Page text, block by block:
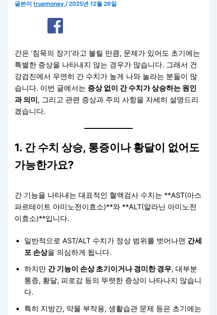
글쓴이truemoney/2025년 12월 26일
간은 ‘침묵의 장기’라고 불릴 만큼, 문제가 있어도 초기에는
특별한 증상을 나타내지 않는 경우가 많습니다. 그래서 건
강검진에서 우연히 간 수치가 높게 나와 놀라는 분들이 많
습니다. 이번 글에서는 증상 없이 간 수치가 상승하는 원인
과 의미, 그리고 관련 증상과 주의 사항을 자세히 설명드리
겠습니다.
1. 간 수치 상승, 통증이나 황달이 없어도
가능한가요?
간 기능을 나타내는 대표적인 혈액검사 수치는 **AST(아스
파르테이트 아미노전이효소)**와 **ALT(알라닌 아미노전
이효소)**입니다.
일반적으로 AST/ALT 수치가 정상 범위를 벗어나면 간세
포 손상을 의심하게 됩니다.
하지만 간 기능이 손상 초기이거나 경미한 경우, 대부분
통증, 황달, 피로감 등의 뚜렷한 증상이 나타나지 않습니
다.
특히 지방간, 약물 부작용, 생활습관 문제 등은 초기에는